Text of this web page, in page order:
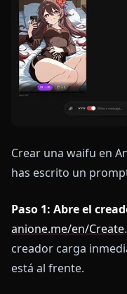
Crear una waifu en
has escrito un
Paso 1: Abre el
anione.me/en/Create
creador carga
está al frente.